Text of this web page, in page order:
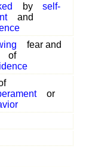
by
self-
and
fear and
of
or